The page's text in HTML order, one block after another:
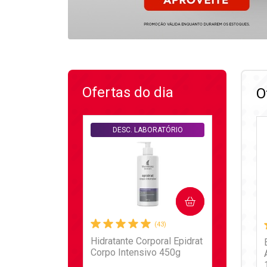
Ofertas do dia
(43)
Hidratante Corporal Epidrat
Corpo Intensivo 450g
DESC. LABORATÓRIO
COMPRAR